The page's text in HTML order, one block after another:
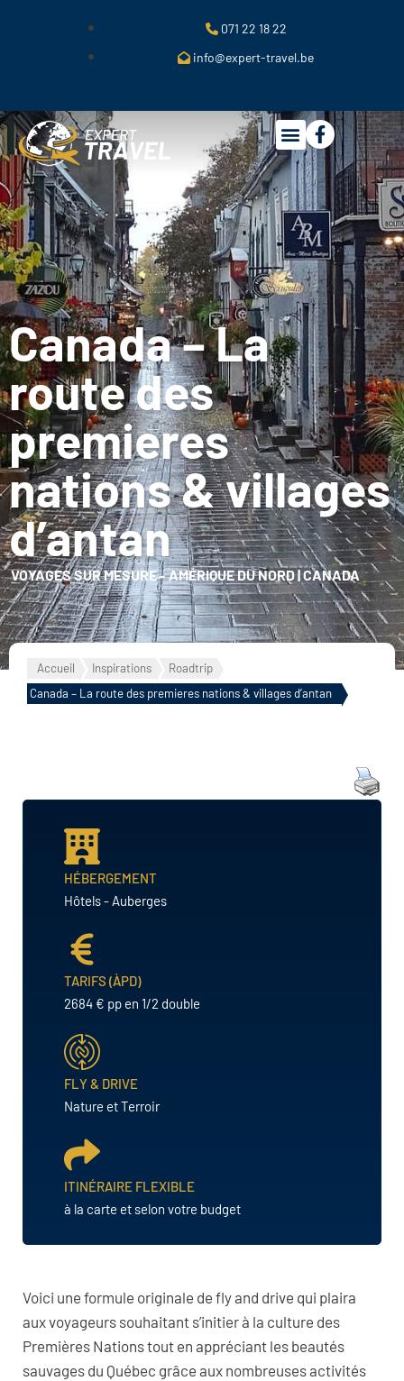
071 22 18 22
info@expert-travel.be
Canada – La
route des
premieres
nations & villages
d’antan
VOYAGES SUR MESURE–AMÉRIQUE DU NORD|CANADA
Accueil Inspirations
Roadtrip
Canada – La route des premieres nations & villages d’antan
HÉBERGEMENT
Hôtels - Auberges
TARIFS (ÀPD)
2684 € pp en 1/2 double
FLY & DRIVE
Nature et Terroir
ITINÉRAIRE FLEXIBLE
à la carte et selon votre budget
Voici une formule originale de fly and drive qui plaira
aux voyageurs souhaitant s’initier à la culture des
Premières Nations tout en appréciant les beautés
sauvages du Québec grâce aux nombreuses activités